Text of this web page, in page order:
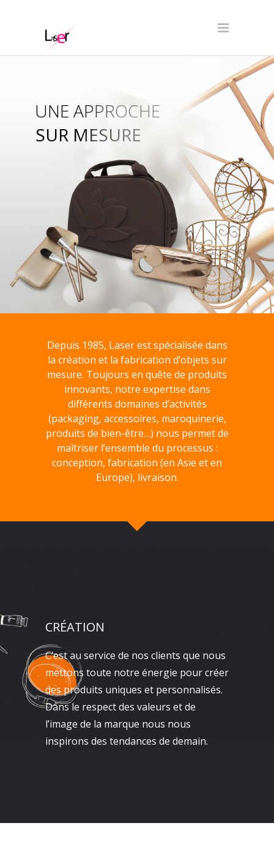
SUR MESURE
UNE APPROCHE
Depuis 1985, Laser est spécialisée dans
la création et la fabrication d’objets sur
mesure. Toujours en quête de produits
innovants, notre expertise dans
différents domaines d’activités
(packaging, accessoires, maroquinerie,
produits de bien-être…) nous permet de
maîtriser l’ensemble du processus :
conception, fabrication (en Asie et en
Europe), livraison.
CRÉATION
C’est au service de nos clients que nous
mettons toute notre énergie pour créer
des produits uniques et personnalisés.
Dans le respect des valeurs et de
l’image de la marque nous nous
inspirons des tendances de demain.